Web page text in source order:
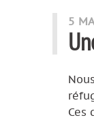
5
Ces